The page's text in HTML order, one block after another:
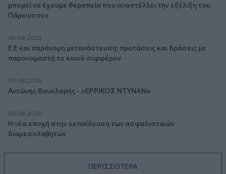
μπορεί να έχουμε θεραπεία που αναστέλλει την εξέλιξη του
Πάρκινσον»
05.08.2026
Ε.Ε και παράνομη μετανάστευση: προτάσεις και δράσεις με
παρονομαστή το κοινό συμφέρον
05.08.2026
Αντώνης Βουκλαρής - «ΕΡΡΙΚΟΣ ΝΤΥΝΑΝ»
05.08.2026
Η νέα εποχή στην εκπαίδευση των ασφαλιστικών
διαμεσολαβητών
ΠΕΡΙΣΣΟΤΕΡΑ